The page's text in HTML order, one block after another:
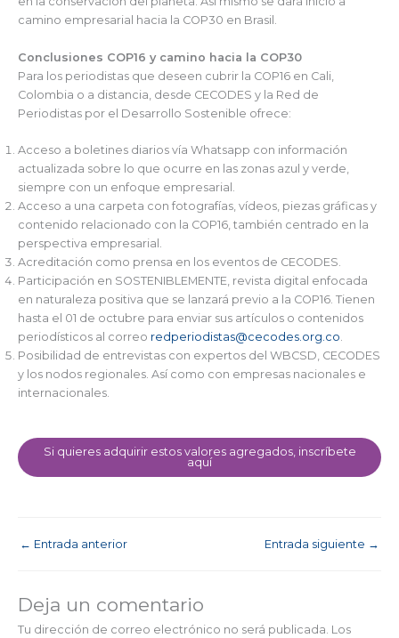
camino empresarial hacia la COP30 en Brasil.
Conclusiones COP16 y camino hacia la COP30
Para los periodistas que deseen cubrir la COP16 en Cali,
Colombia o a distancia, desde CECODES y la Red de
Periodistas por el Desarrollo Sostenible ofrece:
Acceso a boletines diarios vía Whatsapp con información
actualizada sobre lo que ocurre en las zonas azul y verde,
siempre con un enfoque empresarial.
Acceso a una carpeta con fotografías, vídeos, piezas gráficas y
contenido relacionado con la COP16, también centrado en la
perspectiva empresarial.
Acreditación como prensa en los eventos de CECODES.
Participación en SOSTENIBLEMENTE, revista digital enfocada
en naturaleza positiva que se lanzará previo a la COP16. Tienen
hasta el 01 de octubre para enviar sus artículos o contenidos
periodísticos al correo redperiodistas@cecodes.org.co.
Posibilidad de entrevistas con expertos del WBCSD, CECODES
y los nodos regionales. Así como con empresas nacionales e
internacionales.
Si quieres adquirir estos valores agregados, inscríbete
aquí
← Entrada anterior Entrada siguiente →
Deja un comentario
Tu dirección de correo electrónico no será publicada. Los